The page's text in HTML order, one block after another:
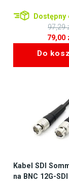
Dostępny
97,29
wynosiła:
97,29 zł.
79,00
wynosi:
Do
Kabel SDI
na BNC 12G-